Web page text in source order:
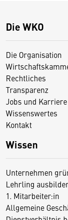
Die WKO
Die Organisation
Rechtliches
Transparenz
Jobs und Karriere
Wissenswertes
Kontakt
Wissen
Unternehmen
Lehrling
1. Mitarbeiter:in
Allgemeine